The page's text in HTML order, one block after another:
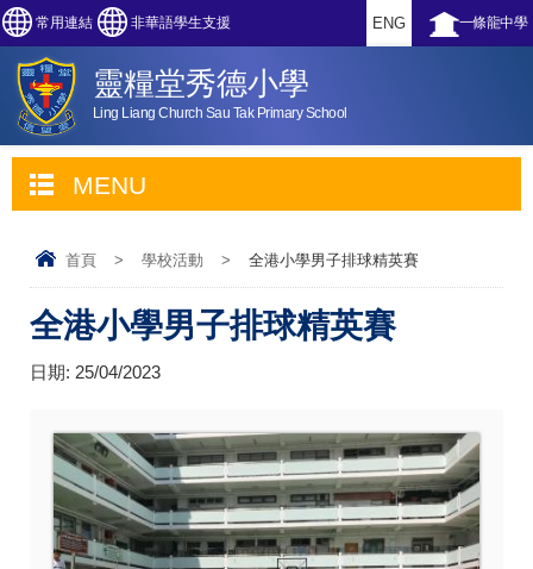
常用連結 非華語學生支援 一條龍中學
ENG
靈糧堂秀德小學
Ling Liang Church Sau Tak Primary School
MENU
首頁 > 學校活動 > 全港小學男子排球精英賽
全港小學男子排球精英賽
日期: 25/04/2023